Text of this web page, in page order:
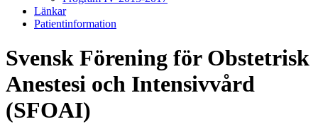
Länkar
Patientinformation
Svensk Förening för Obstetrisk
Anestesi och Intensivvård
(SFOAI)